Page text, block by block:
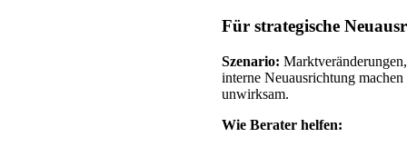
Für strategische
Szenario:
interne Neuausrichtung
unwirksam.
Wie Berater helfen: